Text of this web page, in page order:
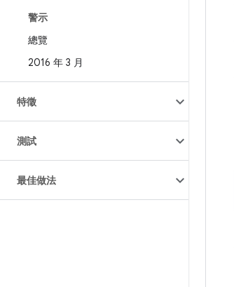
警示
總覽
2016 年 3 月
特徵
測試
最佳做法